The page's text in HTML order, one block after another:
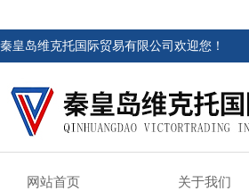
秦皇岛维克托国际贸易有限公司欢迎您！
网站首页 关于我们